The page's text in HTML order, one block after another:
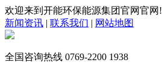
欢迎来到开能环保能源集团官网官网!
新闻资讯 | 联系我们 | 网站地图
全国咨询热线 0769-2200 1938